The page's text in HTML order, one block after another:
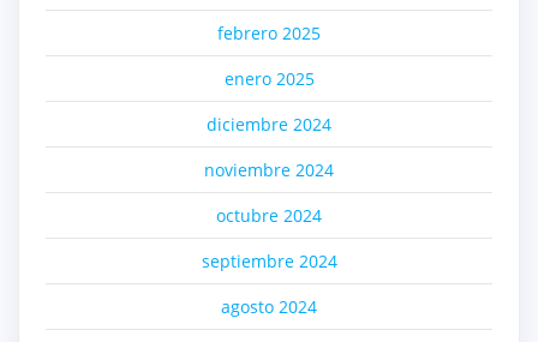
febrero 2025
enero 2025
diciembre 2024
noviembre 2024
octubre 2024
septiembre 2024
agosto 2024